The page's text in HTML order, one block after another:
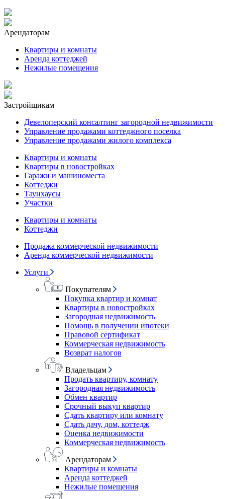
Арендаторам
Квартиры и комнаты
Аренда коттеджей
Нежилые помещения
Застройщикам
Девелоперский консалтинг загородной недвижимости
Управление продажами коттеджного поселка
Управление продажами жилого комплекса
Квартиры и комнаты
Квартиры в новостройках
Гаражи и машиноместа
Коттеджи
Таунхаусы
Участки
Квартиры и комнаты
Коттеджи
Продажа коммерческой недвижимости
Аренда коммерческой недвижимости
Услуги
Покупателям
Покупка квартир и комнат
Квартиры в новостройках
Загородная недвижимость
Помощь в получении ипотеки
Правовой сертификат
Коммерческая недвижимость
Возврат налогов
Владельцам
Продать квартиру, комнату
Загородная недвижимость
Обмен квартир
Срочный выкуп квартир
Сдать квартиру или комнату
Сдать дачу, дом, коттедж
Оценка недвижимости
Коммерческая недвижимость
Арендаторам
Квартиры и комнаты
Аренда коттеджей
Нежилые помещения